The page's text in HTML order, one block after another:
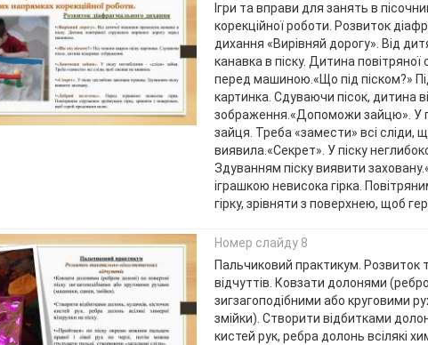
Ігри та вправи для занять в
корекційної роботи. Розвиток
дихання «Вирівняй дорогу». Від
канавка в піску. Дитина
перед машиною.«Що під піском?»
картинка. Сдуваючи пісок, дитина
зображення.«Допоможи зайцю». У
зайця. Треба «замести» всі сліди,
виявила.«Секрет». У піску
Здуванням піску виявити
іграшкою невисока гірка.
гірку, зрівняти з поверхнею, щоб
Номер слайду 8
Пальчиковий практикум. Розвиток
відчуттів. Ковзати долонями
зигзагоподібними або круговими
змійки). Створити відбитками
кистей рук, ребра долонь всілякі